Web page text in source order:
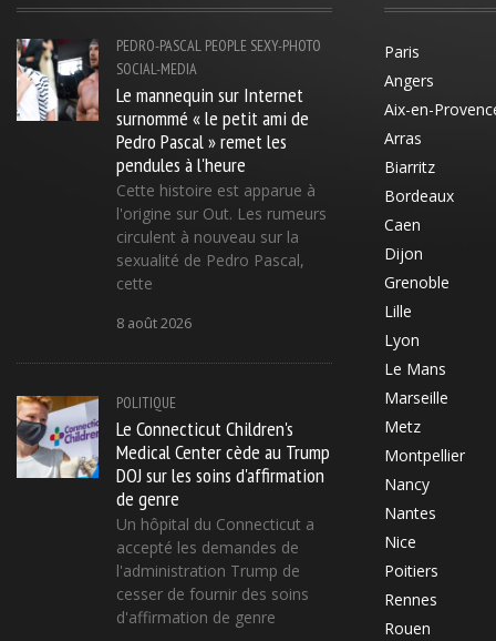
PEDRO-PASCAL PEOPLE SEXY-PHOTO
SOCIAL-MEDIA
Le mannequin sur Internet
surnommé « le petit ami de
Pedro Pascal » remet les
pendules à l'heure
Cette histoire est apparue à
l'origine sur Out. Les rumeurs
circulent à nouveau sur la
sexualité de Pedro Pascal,
cette
8 août 2026
POLITIQUE
Le Connecticut Children's
Medical Center cède au Trump
DOJ sur les soins d'affirmation
de genre
Un hôpital du Connecticut a
accepté les demandes de
l'administration Trump de
cesser de fournir des soins
d'affirmation de genre
Paris
Angers
Aix-en-
Arras
Biarritz
Bordeaux
Caen
Dijon
Grenoble
Lille
Lyon
Le Mans
Marseille
Metz
Montpellier
Nancy
Nantes
Nice
Poitiers
Rennes
Rouen